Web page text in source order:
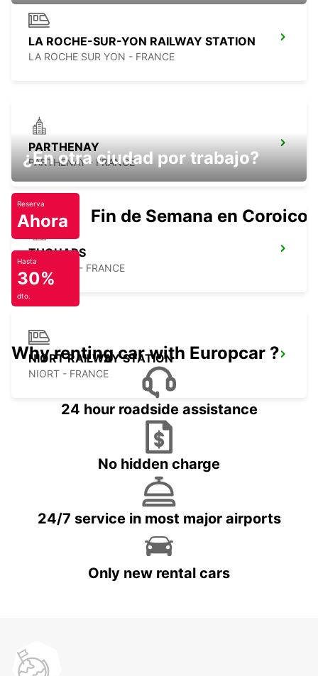
LA ROCHE-SUR-YON RAILWAY STATION
LA ROCHE SUR YON - FRANCE
PARTHENAY
PARTHENAY - FRANCE
THOUARS
THOUARS - FRANCE
NIORT RAILWAY STATION
NIORT - FRANCE
¿En otra ciudad por trabajo?
Reserva
Ahora Fin de Semana en Coroico.
Hasta
30%
dto.
Why renting car with Europcar ?
24 hour roadside assistance
No hidden charge
24/7 service in most major airports
Only new rental cars